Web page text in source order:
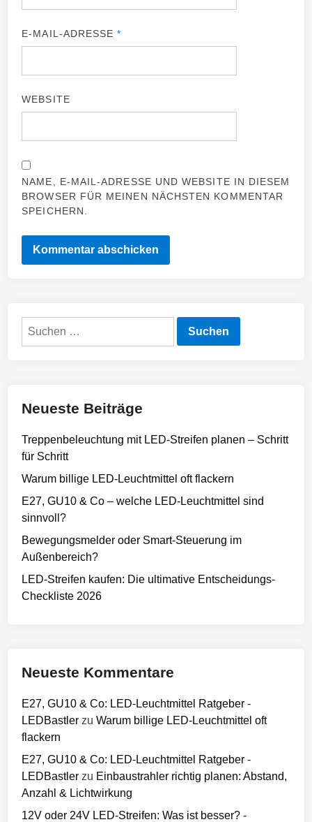
E-MAIL-ADRESSE*
WEBSITE
NAME, E-MAIL-ADRESSE UND WEBSITE IN DIESEM
BROWSER FÜR MEINEN NÄCHSTEN KOMMENTAR
SPEICHERN.
Suchen
Neueste Beiträge
Treppenbeleuchtung mit LED-Streifen planen – Schritt
für Schritt
Warum billige LED-Leuchtmittel oft flackern
E27, GU10 & Co – welche LED-Leuchtmittel sind
sinnvoll?
Bewegungsmelder oder Smart-Steuerung im
Außenbereich?
LED-Streifen kaufen: Die ultimative Entscheidungs-
Checkliste 2026
Neueste Kommentare
E27, GU10 & Co: LED-Leuchtmittel Ratgeber -
LEDBastler zuWarum billige LED-Leuchtmittel oft
flackern
E27, GU10 & Co: LED-Leuchtmittel Ratgeber -
LEDBastler zu Einbaustrahler richtig planen: Abstand,
Anzahl & Lichtwirkung
12V oder 24V LED-Streifen: Was ist besser? -